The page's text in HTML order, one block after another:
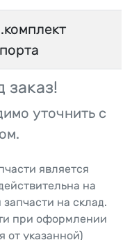
заказ!
уточнить с
является
на
на склад.
при оформлении
от указанной)